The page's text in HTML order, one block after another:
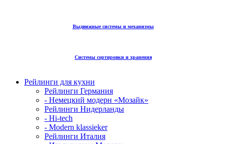
Выдвижные системы и механизмы
Системы сортировки и хранения
Рейлинги для кухни
Рейлинги Германия
- Немецкий модерн «Мозайк»
Рейлинги Нидерланды
- Hi-tech
- Modern klassieker
Рейлинги Италия